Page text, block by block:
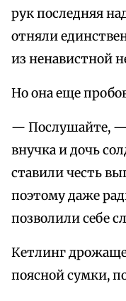
рук последняя
отняли
из ненавистной
Но она еще
— Послушайте, —
внучка и дочь
ставили честь
поэтому даже
позволили себе
Кетлинг
поясной сумки,